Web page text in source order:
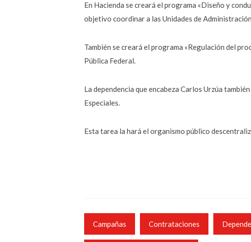
En Hacienda se creará el programa «Diseño y
objetivo coordinar a las Unidades de
También se creará el programa «Regulación del
Pública Federal.
La dependencia que encabeza Carlos Urzúa
Especiales.
Esta tarea la hará el organismo público
Campañas Contrataciones